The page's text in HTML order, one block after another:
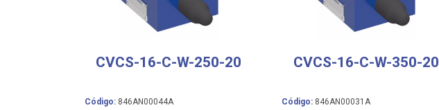
CVCS-16-C-W-250-20
Código: 846AN00044A
CVCS-16-C-W-350-20
Código: 846AN00031A